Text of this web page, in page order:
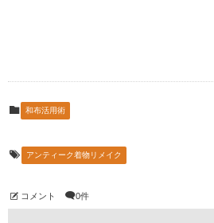
和布活用術
アンティーク着物リメイク
コメント 0件